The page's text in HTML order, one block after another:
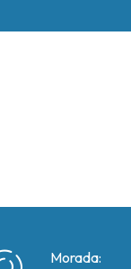
Morada: